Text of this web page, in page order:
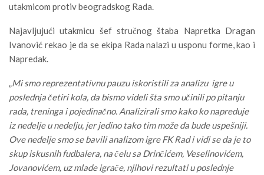
utakmicom protiv beogradskog Rada.
Najavljujući utakmicu šef stručnog štaba Napretka Dragan
Ivanović rekao je da se ekipa Rada nalazi u usponu forme, kao i
Napredak.
„Mi smo reprezentativnu pauzu iskoristili za analizu igre u
poslednja četiri kola, da bismo videli šta smo učinili po pitanju
rada, treninga i pojedinačno. Analizirali smo kako ko napreduje
iz nedelje u nedelju, jer jedino tako tim može da bude uspešniji.
Ove nedelje smo se bavili analizom igre FK Rad i vidi se da je to
skup iskusnih fudbalera, na čelu sa Drinčićem, Veselinovićem,
Jovanovićem, uz mlade igrače, njihovi rezultati u poslednje